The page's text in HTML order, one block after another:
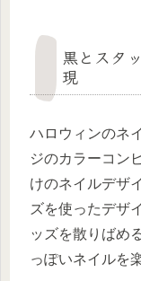
黒とスタ
現
ハロウィンのネ
ジのカラーコン
けのネイルデザ
ズを使ったデザ
ッズを散りばめ
っぽいネイルを